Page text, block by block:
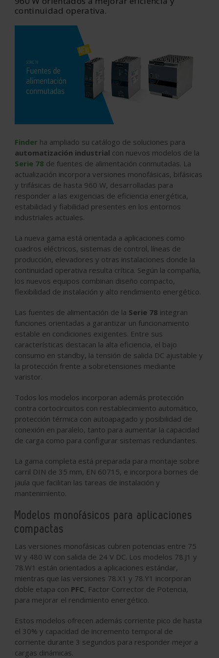
continuidad operativa.
Finder ha ampliado su catálogo de soluciones para
automatización industrial con nuevos modelos de la
Serie 78 de fuentes de alimentación conmutadas. La
actualización incorpora versiones monofásicas, bifásicas
y trifásicas de hasta 960 W, desarrolladas para
responder a las exigencias de eficiencia energética,
estabilidad y fiabilidad presentes en los entornos
industriales actuales.
La nueva gama está orientada a aplicaciones como
cuadros eléctricos, sistemas de control, líneas de
producción, elevadores y otras instalaciones donde la
continuidad operativa resulta crítica. Según la compañía,
los nuevos equipos combinan diseño compacto,
flexibilidad de instalación y alto rendimiento energético.
Las fuentes de alimentación de la Serie 78 integran
funciones orientadas a garantizar un funcionamiento
estable en condiciones exigentes. Entre sus
características destacan la alta eficiencia, el bajo
consumo en standby, la tensión de salida DC ajustable y
la protección frente a sobretensiones mediante
varistor.
Todos los modelos incorporan además protección
contra cortocircuitos con restablecimiento automático,
protección térmica con autoapagado y posibilidad de
conexión en paralelo, tanto para aumentar la capacidad
de carga como para configurar sistemas redundantes.
La gama completa está preparada para montaje sobre
carril DIN de 35 mm, EN 60715, e incorpora bornes de
jaula que facilitan las tareas de instalación y
mantenimiento.
Modelos monofásicos para aplicaciones
compactas
Las versiones monofásicas cubren potencias entre 75
W y 480 W con salida de 24 V DC. Los modelos 78.J1 y
78.W1 están orientados a aplicaciones estándar,
mientras que las versiones 78.X1 y 78.Y1 incorporan
doble etapa con PFC, Factor Corrector de Potencia,
para mejorar el rendimiento energético.
Estos modelos ofrecen además corriente pico de hasta
el 30% y capacidad de incremento temporal de
corriente durante 3 segundos para responder mejor a
cargas dinámicas.